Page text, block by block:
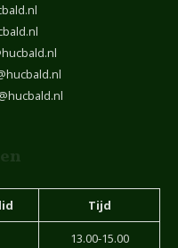
Tijd
13.00-15.00